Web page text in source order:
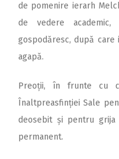
de pomenire ierarh
de vedere
gospodăresc, după care
agapă.
Preoții, în frunte cu
Înaltpreasfinției Sale
deosebit și pentru grija
permanent.